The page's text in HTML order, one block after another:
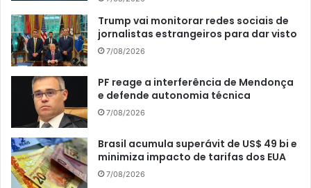
Trump vai monitorar redes sociais de
jornalistas estrangeiros para dar visto
7/08/2026
PF reage a interferência de Mendonça
e defende autonomia técnica
7/08/2026
Brasil acumula superávit de US$ 49 bi e
minimiza impacto de tarifas dos EUA
7/08/2026